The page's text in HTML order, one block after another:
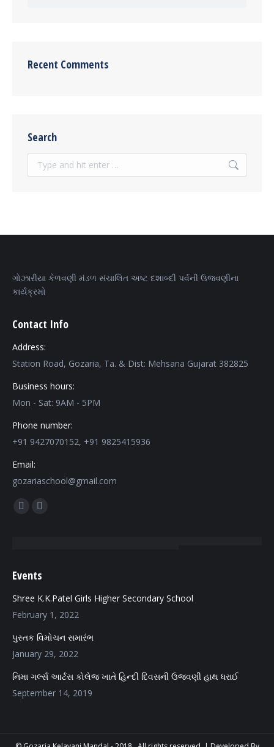
Recent Comments
Search
Search:
ગોઝારીયા કેળવણી મંડળ સંચાલિત અષ્ટ દશાબ્દી પર્વની ઉજવણીના
કાર્યક્રમો
Contact Info
Address:
Station Road, Gozaria, Ta. & Dist: Mehsana Gujarat 382825
Business hours:
Mon - Sat: 9AM - 5PM
Phone number:
+91 9427070152, +91 9825415936
Email:
gozariaschool@gmail.com
Find us on:
Facebook
new
Mail
new
Events
Shree K.K.Patel Girls Higher Secondary School
February 1, 2022
પુસ્તક વિમોચન સમારંભ
January 29, 2022
નિમા ગર્લ્સ આર્ટસ કોલેજ ખાતે હિન્દી દિવસની ઉજવણી હાથ ધરાઈ
September 14, 2019